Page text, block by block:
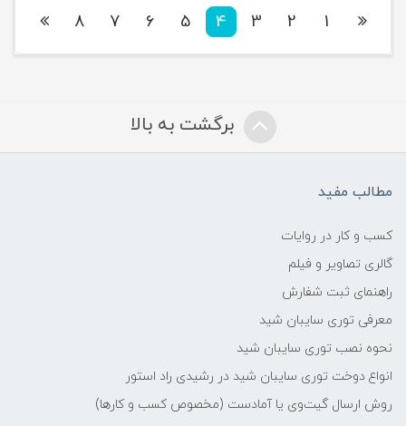
1
2
3
4
5
6
7
8
برگشت به بالا
مطالب مفید
کسب و کار در روایات
گالری تصاویر و فیلم
راهنمای ثبت شفارش
معرفی توری سایبان شید
نحوه نصب توری سایبان شید
انواع دوخت توری سایبان شید در رشیدی راد استور
روش ارسال گیت‌وی یا آمادست (مخصوص کسب و کارها)